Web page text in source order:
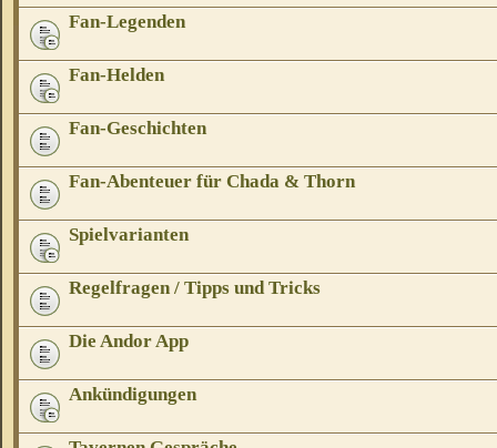
Fan-Legenden
Fan-Helden
Fan-Geschichten
Fan-Abenteuer für Chada & Thorn
Spielvarianten
Regelfragen / Tipps und Tricks
Die Andor App
Ankündigungen